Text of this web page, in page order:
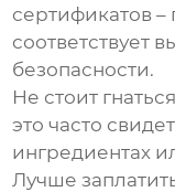
сертификатов –
соответствует
безопасности.
Не стоит
это часто
ингредиентах
Лучше